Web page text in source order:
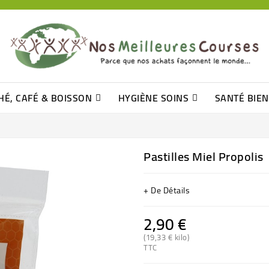
CAFÉ & BOISSON HYGIÈNE SOINS SANTÉ
Pastilles Miel Propolis
+ De Détails
2,90 €
(19,33 € kilo)
TTC